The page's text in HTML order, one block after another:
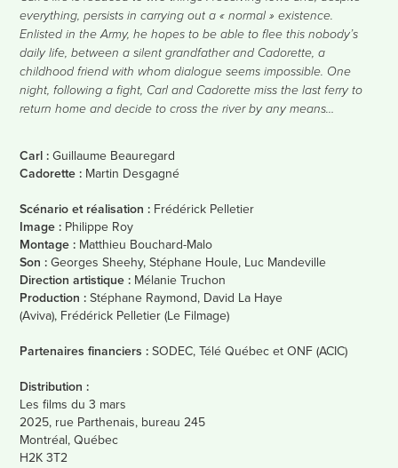
everything, persists in carrying out a « normal » existence.
Enlisted in the Army, he hopes to be able to flee this nobody’s
daily life, between a silent grandfather and Cadorette, a
childhood friend with whom dialogue seems impossible. One
night, following a fight, Carl and Cadorette miss the last ferry to
return home and decide to cross the river by any means…​​​​​​​
Carl :Guillaume Beauregard
Cadorette : Martin Desgagné
Scénario et réalisation : Frédérick Pelletier
Image : Philippe Roy
Montage : Matthieu Bouchard-Malo
Son : Georges Sheehy, Stéphane Houle, Luc Mandeville
Direction artistique : Mélanie Truchon
Production :Stéphane Raymond, David La Haye
(Aviva), Frédérick Pelletier (Le Filmage)
Partenaires financiers : SODEC, Télé Québec et ONF (ACIC)
Distribution :
Les films du 3 mars
2025, rue Parthenais, bureau 245
Montréal, Québec
H2K 3T2